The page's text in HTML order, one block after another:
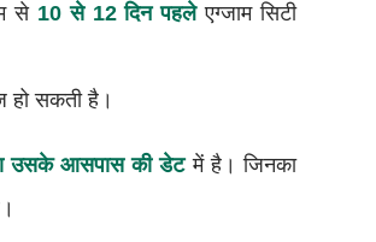
से 10 से 12 दिन पहलेएग्जाम सिटी
हो सकती है।
उसके आसपास की डेटमें है। जिनका